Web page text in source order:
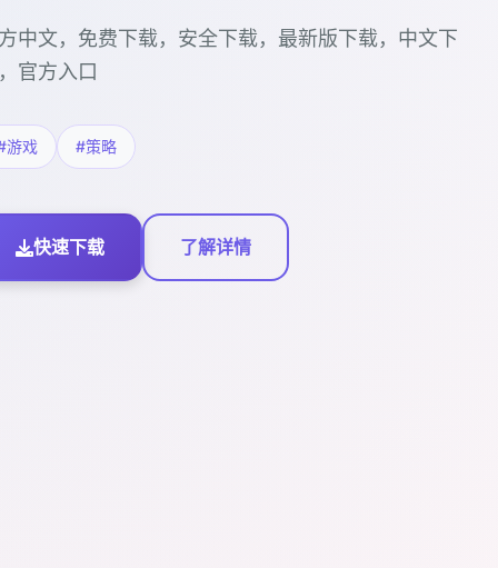
中文，免费下载，安全下载，最新版下载，中文下
官方入口
游戏 #策略
快速下载 了解详情